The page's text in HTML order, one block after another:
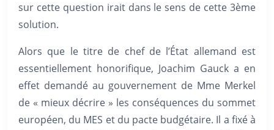
sur cette question irait dans le sens de cette 3ème
solution.
Alors que le titre de chef de l’État allemand est
essentiellement honorifique, Joachim Gauck a en
effet demandé au gouvernement de Mme Merkel
de « mieux décrire » les conséquences du sommet
européen, du MES et du pacte budgétaire. Il a fixé à